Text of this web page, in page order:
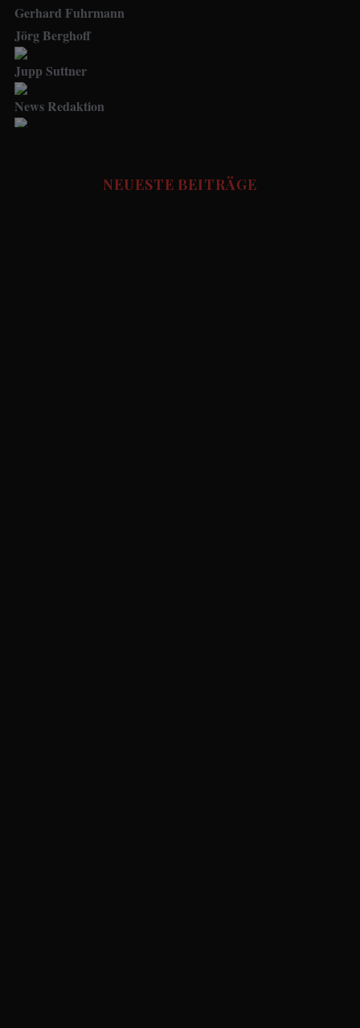
Gerhard Fuhrmann
Jörg Berghoff
Jupp Suttner
News Redaktion
FUSSBALL STORIES - Redaktion
NEUESTE BEITRÄGE